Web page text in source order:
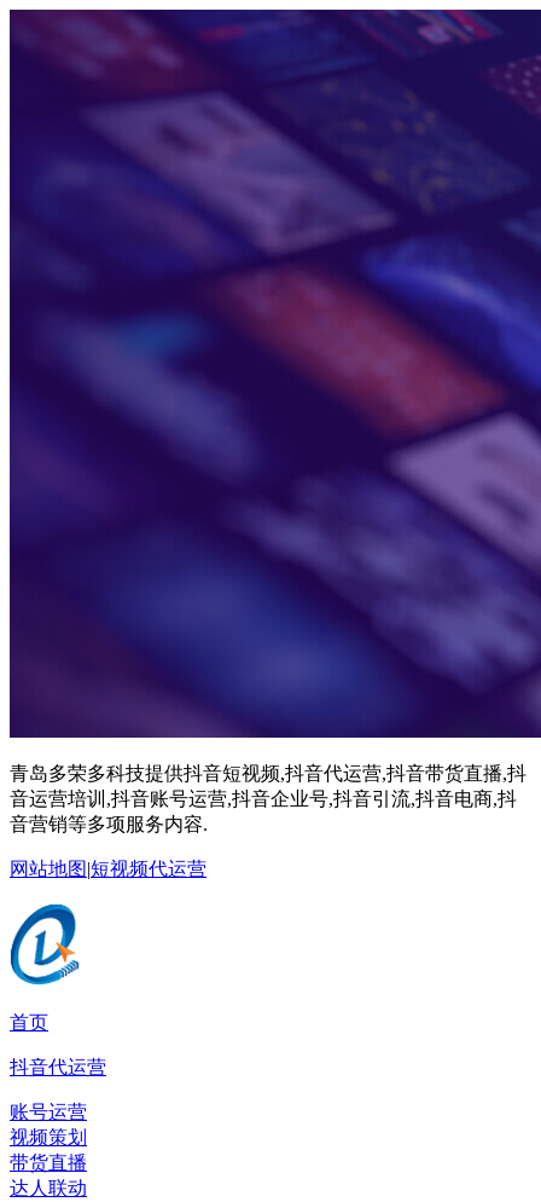
青岛多荣多科技提供抖音短视频,抖音代运营,抖音带货直播,抖
音运营培训,抖音账号运营,抖音企业号,抖音引流,抖音电商,抖
音营销等多项服务内容.
网站地图|短视频代运营
首页
抖音代运营
账号运营
视频策划
带货直播
达人联动